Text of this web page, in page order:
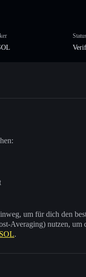
um für dich den
Averaging) nutzen, um
.